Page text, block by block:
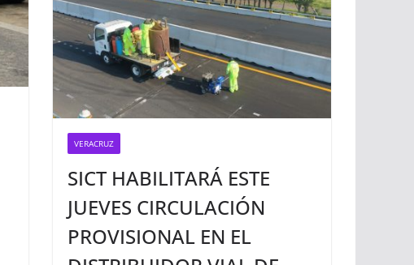
Sugerencias
VERACRUZ